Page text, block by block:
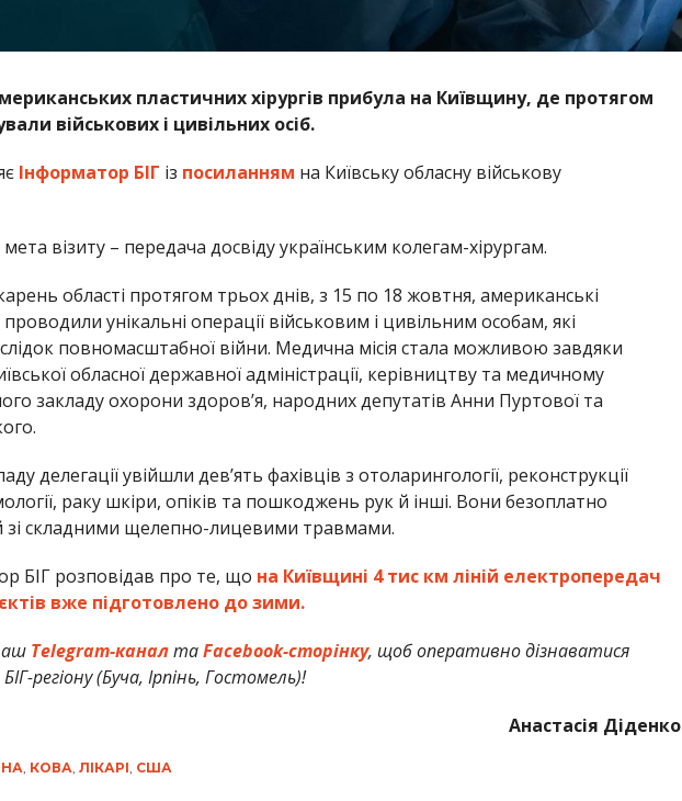
пластичних хірургів прибула на Київщину, де протягом
військових і цивільних осіб.
Інформатор БІГ із посиланням на Київську обласну військову
візиту – передача досвіду українським колегам-хірургам.
області протягом трьох днів, з 15 по 18 жовтня, американські
проводили унікальні операції військовим і цивільним особам, які
повномасштабної війни. Медична місія стала можливою завдяки
обласної державної адміністрації, керівництву та медичному
закладу охорони здоровʼя, народних депутатів Анни Пуртової та
делегації увійшли девʼять фахівців з отоларингології, реконструкції
раку шкіри, опіків та пошкоджень рук й інші. Вони безоплатно
складними щелепно-лицевими травмами.
БІГ розповідав про те, що на Київщині 4 тис км ліній електропередач
вже підготовлено до зими.
Telegram-каналтаFacebook-сторінку, щоб оперативно дізнаватися
регіону (Буча, Ірпінь, Гостомель)!
Анастасія Діденко
КОВА ЛІКАРІ США